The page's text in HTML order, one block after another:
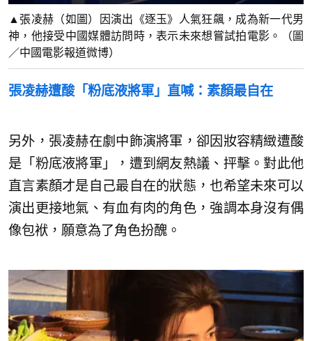
▲張凌赫（如圖）因演出《逐玉》人氣狂飆，成為新一代男
神，他接受中國媒體訪問時，表示未來想嘗試拍電影。（圖
／中國電影報道微博）
張凌赫遭酸「粉底液將軍」直喊：素顏最自在
另外，張凌赫在劇中飾演將軍，卻因妝容精緻遭酸
是「粉底液將軍」，遭到網友熱議、抨擊。對此他
直言素顏才是自己最自在的狀態，也希望未來可以
演出更接地氣、有血有肉的角色，強調本身沒有偶
像包袱，願意為了角色扮醜。